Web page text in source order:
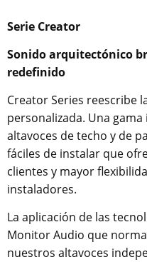
Serie Creator
Sonido arquitectónico
redefinido
Creator Series reescribe
personalizada. Una
altavoces de techo y de
fáciles de instalar que
clientes y mayor
instaladores.
La aplicación de las
Monitor Audio que
nuestros altavoces